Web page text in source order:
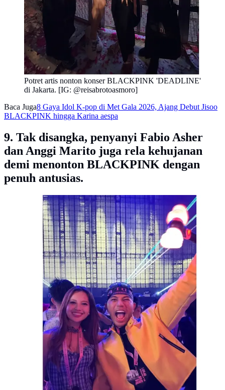
Potret artis nonton konser BLACKPINK 'DEADLINE'
di Jakarta. [IG: @reisabrotoasmoro]
Baca Juga8 Gaya Idol K-pop di Met Gala 2026, Ajang Debut Jisoo
BLACKPINK hingga Karina aespa
9. Tak disangka, penyanyi Fabio Asher
dan Anggi Marito juga rela kehujanan
demi menonton BLACKPINK dengan
penuh antusias.